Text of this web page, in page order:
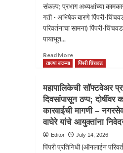
रिक्षा
पंचायतीचे
रणशिंग;
इशारा;बाबा
संकल्प; प्रभाग अध्यक्षांच्या
गती - अभिषेक बारणे पिंपरी-
परिवर्तनाचा सामना) पिंपरी-
पायाभूत...
Read MoreRead
more
शहराच्या
विकासाचा
‘ॲक्शन
प्लॅन’:
स्थायी
समिती
सभापती
अभिषेक
ताज्या बातम्या पिंपरी चिंचवड
महापालिकेची सॉफ्टवेअर
दिवसांपासून ठप्प; दोषींवर
कारवाईची मागणी –
वाघेरे यांचे आयुक्तांना
Editor July 14, 2026
पिंपरी प्रतिनिधी (ऑनलाईन